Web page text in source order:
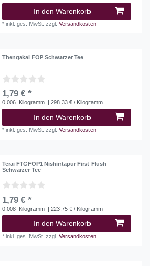
In den Warenkorb
*inkl. ges. MwSt. zzgl.Versandkosten
Thengakal FOP Schwarzer Tee
1,79 € *
0.006 Kilogramm | 298,33 € / Kilogramm
In den Warenkorb
*inkl. ges. MwSt. zzgl.Versandkosten
Terai FTGFOP1 Nishintapur First Flush
Schwarzer Tee
1,79 € *
0.008 Kilogramm | 223,75 € / Kilogramm
In den Warenkorb
*inkl. ges. MwSt. zzgl.Versandkosten